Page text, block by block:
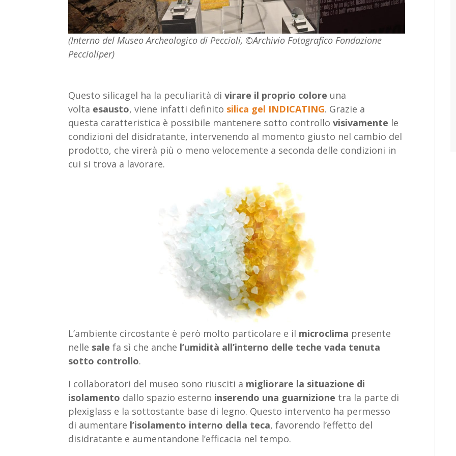
(Interno del Museo Archeologico di Peccioli, ©Archivio Fotografico Fondazione
Peccioliper)
Questo silicagel ha la peculiarità divirare il proprio colore una
volta esausto, viene infatti definito silica gel INDICATING. Grazie a
questa caratteristica è possibile mantenere sotto controllovisivamente le
condizioni del disidratante, intervenendo al momento giusto nel cambio del
prodotto, che virerà più o meno velocemente a seconda delle condizioni in
cui si trova a lavorare.
L’ambiente circostante è però molto particolare e il microclima presente
nelle sale fa sì che anche l’umidità all’interno delle teche vada tenuta
sotto controllo.
I collaboratori del museo sono riusciti a migliorare la situazione di
isolamento dallo spazio esterno inserendo una guarnizione tra la parte di
plexiglass e la sottostante base di legno. Questo intervento ha permesso
di aumentare l’isolamento interno della teca, favorendo l’effetto del
disidratante e aumentandone l’efficacia nel tempo.